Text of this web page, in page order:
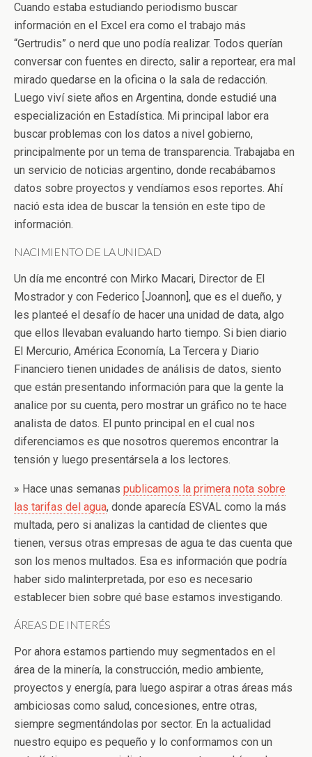
Cuando estaba estudiando periodismo buscar
información en el Excel era como el trabajo más
“Gertrudis” o nerd que uno podía realizar. Todos querían
conversar con fuentes en directo, salir a reportear, era mal
mirado quedarse en la oficina o la sala de redacción.
Luego viví siete años en Argentina, donde estudié una
especialización en Estadística. Mi principal labor era
buscar problemas con los datos a nivel gobierno,
principalmente por un tema de transparencia. Trabajaba en
un servicio de noticias argentino, donde recabábamos
datos sobre proyectos y vendíamos esos reportes. Ahí
nació esta idea de buscar la tensión en este tipo de
información.
NACIMIENTO DE LA UNIDAD
Un día me encontré con Mirko Macari, Director de El
Mostrador y con Federico [Joannon], que es el dueño, y
les planteé el desafío de hacer una unidad de data, algo
que ellos llevaban evaluando harto tiempo. Si bien diario
El Mercurio, América Economía, La Tercera y Diario
Financiero tienen unidades de análisis de datos, siento
que están presentando información para que la gente la
analice por su cuenta, pero mostrar un gráfico no te hace
analista de datos. El punto principal en el cual nos
diferenciamos es que nosotros queremos encontrar la
tensión y luego presentársela a los lectores.
» Hace unas semanas publicamos la primera nota sobre
las tarifas del agua, donde aparecía ESVAL como la más
multada, pero si analizas la cantidad de clientes que
tienen, versus otras empresas de agua te das cuenta que
son los menos multados. Esa es información que podría
haber sido malinterpretada, por eso es necesario
establecer bien sobre qué base estamos investigando.
ÁREAS DE INTERÉS
Por ahora estamos partiendo muy segmentados en el
área de la minería, la construcción, medio ambiente,
proyectos y energía, para luego aspirar a otras áreas más
ambiciosas como salud, concesiones, entre otras,
siempre segmentándolas por sector. En la actualidad
nuestro equipo es pequeño y lo conformamos con un